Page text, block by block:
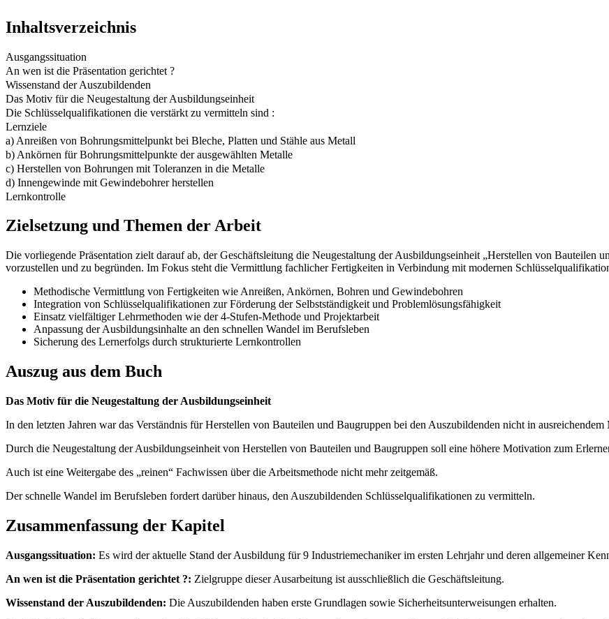
Inhaltsverzeichnis
Ausgangssituation
An wen ist die Präsentation gerichtet ?
Wissenstand der Auszubildenden
Das Motiv für die Neugestaltung der Ausbildungseinheit
Die Schlüsselqualifikationen die verstärkt zu vermitteln sind :
Lernziele
a) Anreißen von Bohrungsmittelpunkt bei Bleche, Platten und Stähle aus Metall
b) Ankörnen für Bohrungsmittelpunkte der ausgewählten Metalle
c) Herstellen von Bohrungen mit Toleranzen in die Metalle
d) Innengewinde mit Gewindebohrer herstellen
Lernkontrolle
Zielsetzung und Themen der Arbeit
Die vorliegende Präsentation zielt darauf ab, der Geschäftsleitung die Neugestaltung der Ausbildungseinheit „Herstellen von Bauteilen
vorzustellen und zu begründen. Im Fokus steht die Vermittlung fachlicher Fertigkeiten in Verbindung mit modernen
Methodische Vermittlung von Fertigkeiten wie Anreißen, Ankörnen, Bohren und Gewindebohren
Integration von Schlüsselqualifikationen zur Förderung der Selbstständigkeit und Problemlösungsfähigkeit
Einsatz vielfältiger Lehrmethoden wie der 4-Stufen-Methode und Projektarbeit
Anpassung der Ausbildungsinhalte an den schnellen Wandel im Berufsleben
Sicherung des Lernerfolgs durch strukturierte Lernkontrollen
Auszug aus dem Buch
Das Motiv für die Neugestaltung der Ausbildungseinheit
In den letzten Jahren war das Verständnis für Herstellen von Bauteilen und Baugruppen bei den Auszubildenden nicht in ausreichendem
Durch die Neugestaltung der Ausbildungseinheit von Herstellen von Bauteilen und Baugruppen soll eine höhere Motivation zum
Auch ist eine Weitergabe des „reinen“ Fachwissen über die Arbeitsmethode nicht mehr zeitgemäß.
Der schnelle Wandel im Berufsleben fordert darüber hinaus, den Auszubildenden Schlüsselqualifikationen zu vermitteln.
Zusammenfassung der Kapitel
Ausgangssituation: Es wird der aktuelle Stand der Ausbildung für 9 Industriemechaniker im ersten Lehrjahr und deren allgemeiner
An wen ist die Präsentation gerichtet ?: Zielgruppe dieser Ausarbeitung ist ausschließlich die Geschäftsleitung.
Wissenstand der Auszubildenden: Die Auszubildenden haben erste Grundlagen sowie Sicherheitsunterweisungen erhalten.